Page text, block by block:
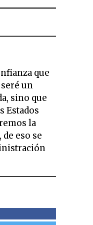
un
sino que
Estados
la
eso se